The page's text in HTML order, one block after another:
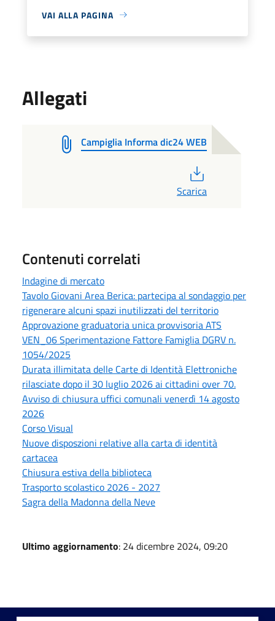
VAI ALLA PAGINA
Allegati
Campiglia Informa dic24 WEB
Scarica
Contenuti correlati
Indagine di mercato
Tavolo Giovani Area Berica: partecipa al sondaggio per
rigenerare alcuni spazi inutilizzati del territorio
Approvazione graduatoria unica provvisoria ATS
VEN_06 Sperimentazione Fattore Famiglia DGRV n.
1054/2025
Durata illimitata delle Carte di Identità Elettroniche
rilasciate dopo il 30 luglio 2026 ai cittadini over 70.
Avviso di chiusura uffici comunali venerdì 14 agosto
2026
Corso Visual
Nuove disposzioni relative alla carta di identità
cartacea
Chiusura estiva della biblioteca
Trasporto scolastico 2026 - 2027
Sagra della Madonna della Neve
Ultimo aggiornamento: 24 dicembre 2024, 09:20